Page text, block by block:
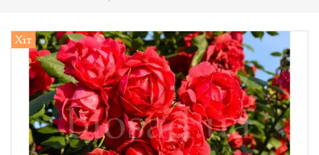
Хіт